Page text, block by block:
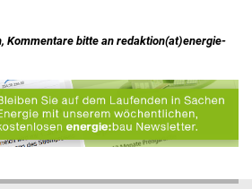
Kommentare bitte an redaktion(at)energie-